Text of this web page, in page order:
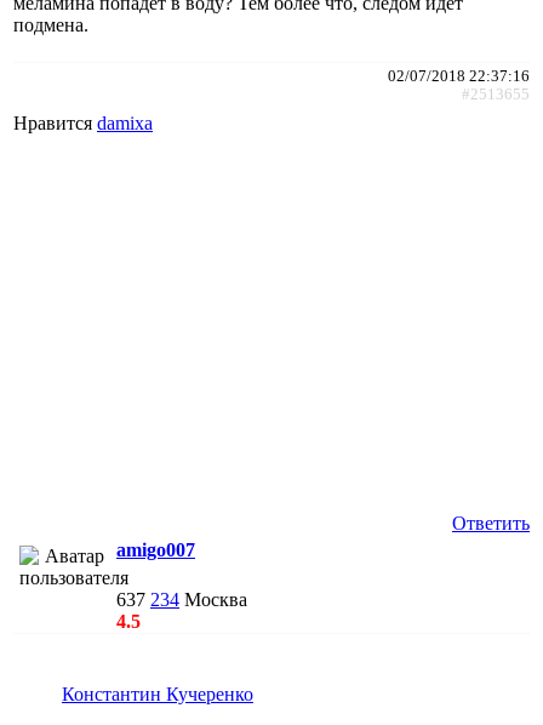
подмена.
02/07/2018 22:37:16
#2513655
Нравится damixa
Ответить
amigo007
637 234 Москва
4.5
Константин Кучеренко